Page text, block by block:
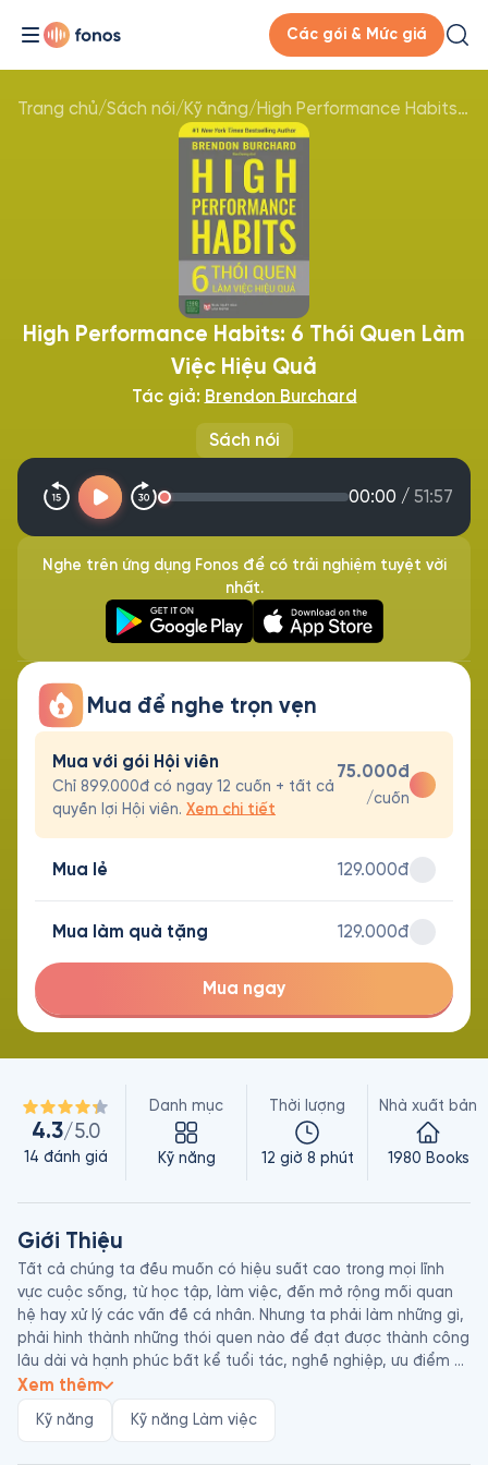
Các gói & Mức giá
Trang chủ/Sách nói/Kỹ năng/ High Performance Habits: 6 Thói Quen Làm Việc Hiệu Quả
Sách nói
High Performance Habits: 6 Thói Quen Làm
Việc Hiệu Quả
Tác giả: Brendon Burchard
00:00 / 51:57
Nghe trên ứng dụng Fonos để có trải nghiệm tuyệt vời
nhất.
Mua để nghe trọn vẹn
Mua với gói Hội viên
Chỉ 899.000đ có ngay 12 cuốn + tất cả
quyền lợi Hội viên. Xem chi tiết
75.000đ
/cuốn
Mua lẻ 129.000đ
Mua làm quà tặng 129.000đ
Mua ngay
4.3/5.0
14 đánh giá
Danh mục
Kỹ năng
Thời lượng
12 giờ 8 phút
Nhà xuất bản
1980 Books
Giới Thiệu
Tất cả chúng ta đều muốn có hiệu suất cao trong mọi lĩnh
vực cuộc sống, từ học tập, làm việc, đến mở rộng mối quan
hệ hay xử lý các vấn đề cá nhân. Nhưng ta phải làm những gì,
phải hình thành những thói quen nào để đạt được thành công
lâu dài và hạnh phúc bất kể tuổi tác, nghề nghiệp, ưu điểm
hay tính cách của ta?
Sách nói High Performance Habits: 6 Thói Quen Làm Việc Hiệu
Xem thêm
Kỹ năng Kỹ năng Làm việc